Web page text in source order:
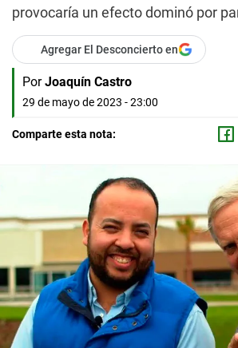
provocaría un efecto dominó por
Agregar El Desconcierto en
Por Joaquín Castro
29 de mayo de 2023 - 23:00
Comparte esta nota: